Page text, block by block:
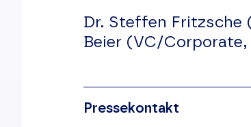
Dr. Steffen Fritzsche
Beier (VC/Corporate,
Pressekontakt